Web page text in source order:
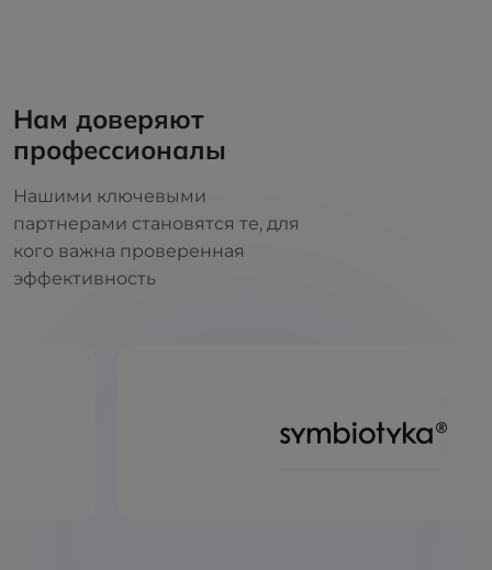
Нам доверяют
профессионалы
Нашими ключевыми
партнерами становятся те, для
кого важна проверенная
эффективность